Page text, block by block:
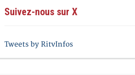
Suivez-nous sur X
Tweets by RitvInfos